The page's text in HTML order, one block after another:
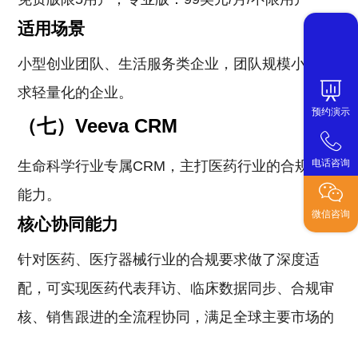
预约演示
电话咨询
微信咨询
适用场景
小型创业团队、生活服务类企业，团队规模小、需
求轻量化的企业。
（七）Veeva CRM
生命科学行业专属CRM，主打医药行业的合规协同
能力。
核心协同能力
针对医药、医疗器械行业的合规要求做了深度适
配，可实现医药代表拜访、临床数据同步、合规审
核、销售跟进的全流程协同，满足全球主要市场的